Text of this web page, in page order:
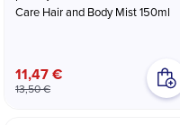
Care Hair and Body Mist 150ml
11,47 €
13,50 €